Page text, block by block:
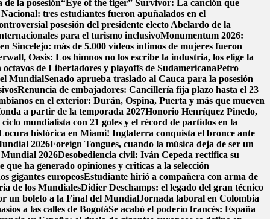
la posesión“Eye of the tiger” Survivor: La canción que
tres estudiantes fueron apuñalados en el
posesión del presidente electo Abelardo de la
para el turismo inclusivoMonumentum 2026:
Sincelejo: más de 5.000 videos íntimos de mujeres fueron
Oasis: Los himnos no los escribe la industria, los elige la
de Libertadores y playoffs de SudamericanaPetro
MundialSenado aprueba traslado al Cauca para la posesión
Renuncia de embajadores: Cancillería fija plazo hasta el 23
en el exterior: Durán, Ospina, Puerta y más que mueven
a partir de la temporada 2027Honorio Henríquez Pinedo,
mundialista con 21 goles y el récord de partidos en la
histórica en Miami! Inglaterra conquista el bronce ante
2026Foreign Tongues, cuando la música deja de ser un
2026Desobediencia civil: Iván Cepeda rectifica su
ha generado opiniones y criticas a la selección
gigantes europeosEstudiante hirió a compañera con arma de
de los MundialesDidier Deschamps: el legado del gran técnico
un boleto a la Final del MundialJornada laboral en Colombia
a las calles de BogotáSe acabó el poderío francés: España